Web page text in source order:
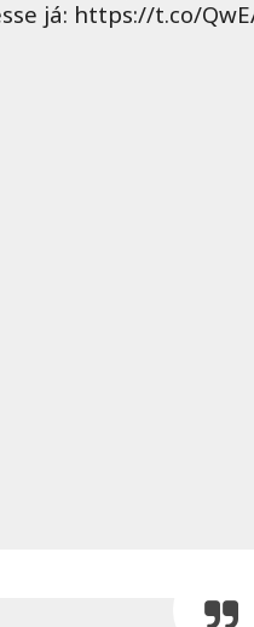
briga com Biel